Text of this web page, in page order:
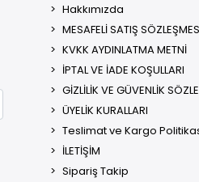
Hakkımızda
MESAFELİ SATIŞ
KVKK AYDINLATMA METNİ
İPTAL VE İADE KOŞULLARI
GİZLİLİK VE GÜVENLİK
ÜYELİK KURALLARI
Teslimat ve Kargo
İLETİŞİM
Sipariş Takip